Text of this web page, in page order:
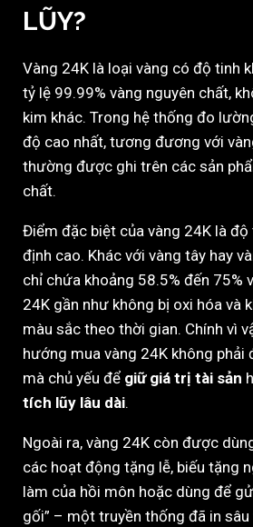
LŨY?
Vàng 24K là loại vàng có độ tinh
tỷ lệ 99.99% vàng nguyên chất,
kim khác. Trong hệ thống đo
độ cao nhất, tương đương với
thường được ghi trên các sản
chất.
Điểm đặc biệt của vàng 24K là độ
định cao. Khác với vàng tây hay
chỉ chứa khoảng 58.5% đến 75%
24K gần như không bị oxi hóa và
màu sắc theo thời gian. Chính vì
hướng mua vàng 24K không phải
mà chủ yếu để giữ giá trị tài sản
tích lũy lâu dài.
Ngoài ra, vàng 24K còn được
các hoạt động tặng lễ, biếu tặng
làm của hồi môn hoặc dùng để
gối” – một truyền thống đã in sâu